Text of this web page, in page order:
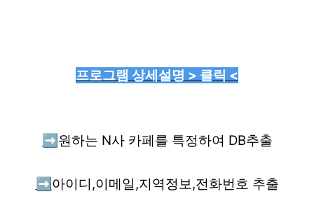
프로그램 상세설명 > 클릭 <
➡️ 원하는 N사 카페를 특정하여 DB추출
➡️ 아이디,이메일,지역정보,전화번호 추출